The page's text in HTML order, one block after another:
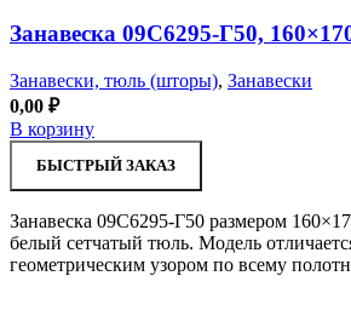
Занавеска 09С6295-Г50,
Занавески, тюль (шторы), Занавески
0,00 ₽
В корзину
БЫСТРЫЙ ЗАКАЗ
Занавеска 09С6295-Г50 размером
белый сетчатый тюль. Модель
геометрическим узором по всему